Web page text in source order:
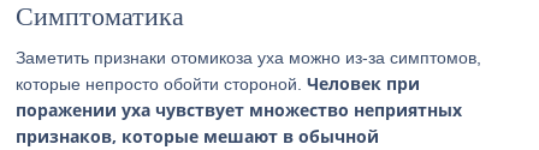
Симптоматика
Заметить признаки отомикоза уха можно из-за симптомов,
которые непросто обойти стороной.Человек при
поражении уха чувствует множество неприятных
признаков, которые мешают в обычной